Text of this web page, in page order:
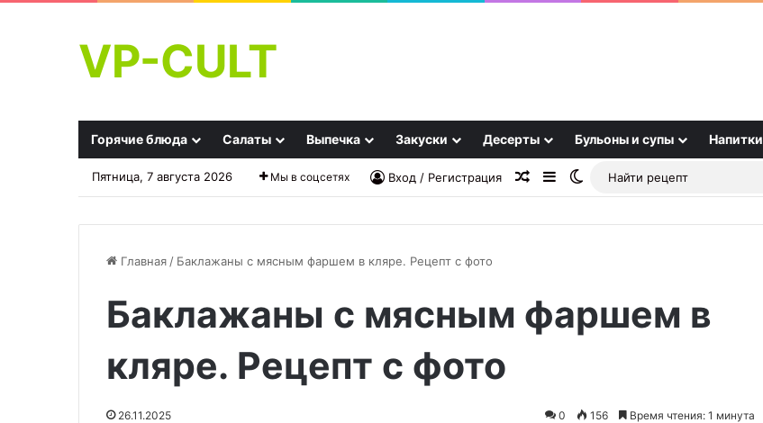
VP-CULT
Горячие блюда Салаты Выпечка Закуски Десерты Бульоны и супы Напитки
Пятница, 7 августа 2026 Мы в соцсетях Вход / Регистрация Случайная статья
SidebarSwitch skin
Главная / Баклажаны с мясным фаршем в кляре. Рецепт с фото
Баклажаны с мясным фаршем в
кляре. Рецепт с фото
26.11.2025 0 156 Время чтения: 1 минута
Картошка,
запечённая
свининой
Как
выгодно